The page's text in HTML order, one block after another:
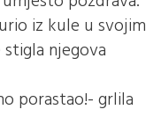
iz kule u svojim
stigla njegova
porastao!- grlila